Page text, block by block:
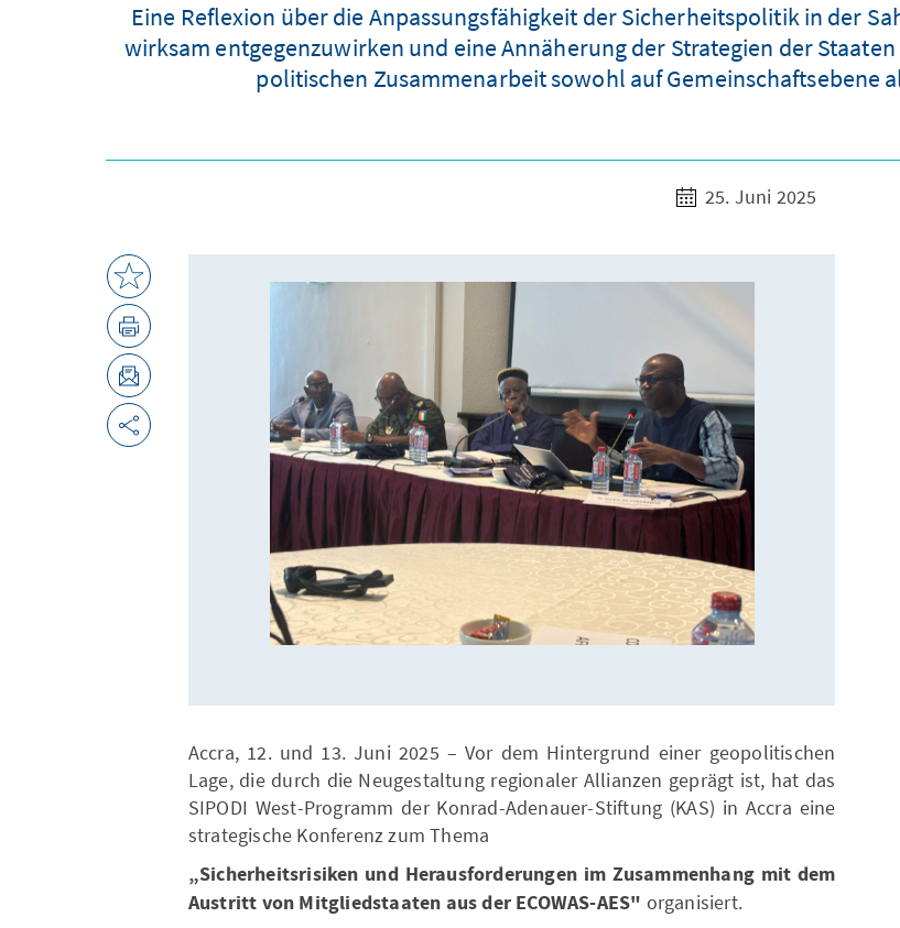
Eine Reflexion über die Anpassungsfähigkeit der Sicherheitspolitik in der
wirksam entgegenzuwirken und eine Annäherung der Strategien der
politischen Zusammenarbeit sowohl auf Gemeinschaftsebene
25. Juni 2025
Accra, 12. und 13. Juni 2025 – Vor dem Hintergrund einer geopolitischen
Lage, die durch die Neugestaltung regionaler Allianzen geprägt ist, hat das
SIPODI West-Programm der Konrad-Adenauer-Stiftung (KAS) in Accra eine
strategische Konferenz zum Thema
„Sicherheitsrisiken und Herausforderungen im Zusammenhang mit dem
Austritt von Mitgliedstaaten aus der ECOWAS-AES" organisiert.